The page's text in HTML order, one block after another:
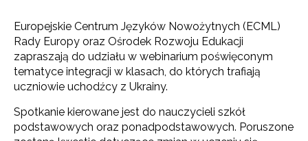
Europejskie Centrum Języków Nowożytnych (ECML)
Rady Europy oraz Ośrodek Rozwoju Edukacji
zapraszają do udziału w webinarium poświęconym
tematyce integracji w klasach, do których trafiają
uczniowie uchodźcy z Ukrainy.
Spotkanie kierowane jest do nauczycieli szkół
podstawowych oraz ponadpodstawowych. Poruszone